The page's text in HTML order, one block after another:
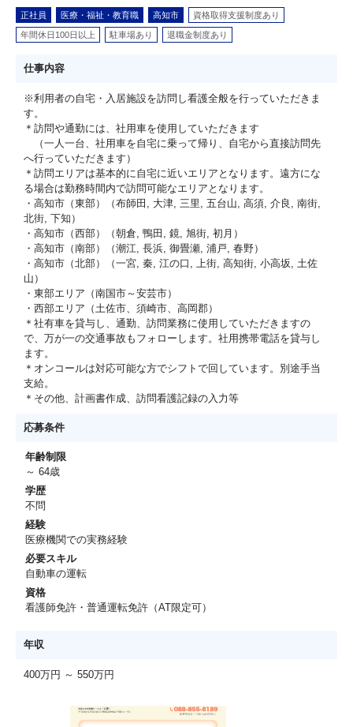
正社員 医療・福祉・教育職 高知市 資格取得支援制度あり
年間休日100日以上 駐車場あり 退職金制度あり
仕事内容
※利用者の自宅・入居施設を訪問し看護全般を行っていただきま
す。
＊訪問や通勤には、社用車を使用していただきます
（一人一台、社用車を自宅に乗って帰り、自宅から直接訪問先
へ行っていただきます）
＊訪問エリアは基本的に自宅に近いエリアとなります。遠方にな
る場合は勤務時間内で訪問可能なエリアとなります。
・高知市（東部）（布師田, 大津, 三里, 五台山, 高須, 介良, 南街,
北街, 下知）
・高知市（西部）（朝倉, 鴨田, 鏡, 旭街, 初月）
・高知市（南部）（潮江, 長浜, 御畳瀬, 浦戸, 春野）
・高知市（北部）（一宮, 秦, 江の口, 上街, 高知街, 小高坂, 土佐
山）
・東部エリア（南国市～安芸市）
・西部エリア（土佐市、須崎市、高岡郡）
＊社有車を貸与し、通勤、訪問業務に使用していただきますの
で、万が一の交通事故もフォローします。社用携帯電話を貸与し
ます。
＊オンコールは対応可能な方でシフトで回しています。別途手当
支給。
＊その他、計画書作成、訪問看護記録の入力等
応募条件
年齢制限
～ 64歳
学歴
不問
経験
医療機関での実務経験
必要スキル
自動車の運転
資格
看護師免許・普通運転免許（AT限定可）
年収
400万円 ～ 550万円